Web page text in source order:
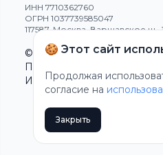
ИНН 7710362760
ОГРН 1037739585047
117587, Москва, Варшавское ш.,
© 1991-2025 Все права
Политика
Использование cookie
🍪 Этот сайт
Продолжая
согласие на
Закрыть